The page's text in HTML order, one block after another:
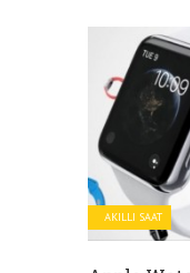
AKILLI SAAT